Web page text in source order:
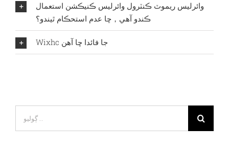
وائرليس ريموٽ ڪنٽرول وائرليس ڪنيڪشن استعمال
ڪندو آهي，ڇا عدم استحڪام ٿيندو؟
Wixhc جا فائدا ڇا آهن
ڳولهي: